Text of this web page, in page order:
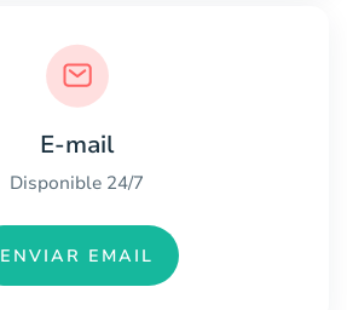
E-mail
Disponible 24/7
ENVIAR EMAIL